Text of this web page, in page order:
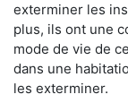
exterminer les
plus, ils ont une
mode de vie de
dans une
les exterminer.